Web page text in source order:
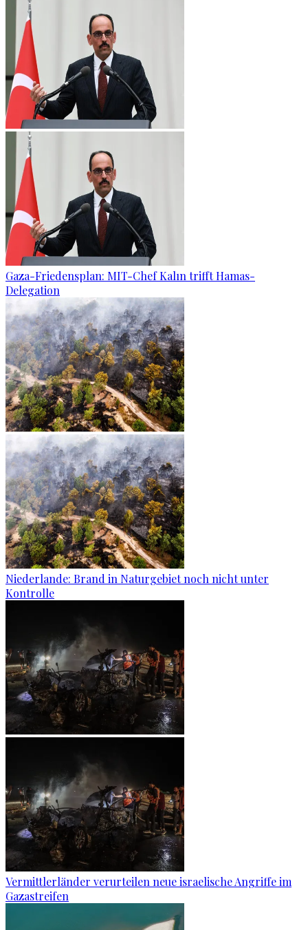
Gaza-Friedensplan: MIT-Chef Kalın trifft Hamas-
Delegation
Niederlande: Brand in Naturgebiet noch nicht unter
Kontrolle
Vermittlerländer verurteilen neue israelische Angriffe im
Gazastreifen